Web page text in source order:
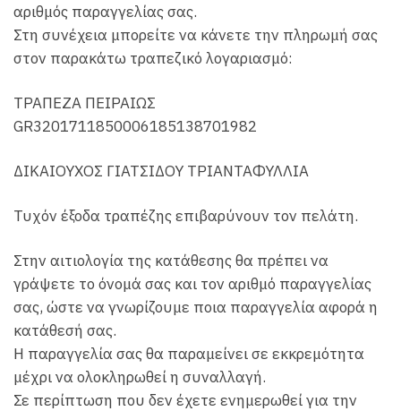
αριθμός παραγγελίας σας.
Στη συνέχεια μπορείτε να κάνετε την πληρωμή σας
στον παρακάτω τραπεζικό λογαριασμό:
ΤΡΑΠΕΖΑ ΠΕΙΡΑΙΩΣ
GR3201711850006185138701982
ΔΙΚΑΙΟΥΧΟΣ ΓΙΑΤΣΙΔΟΥ ΤΡΙΑΝΤΑΦΥΛΛΙΑ
Τυχόν έξοδα τραπέζης επιβαρύνουν τον πελάτη.
Στην αιτιολογία της κατάθεσης θα πρέπει να
γράψετε το όνομά σας και τον αριθμό παραγγελίας
σας, ώστε να γνωρίζουμε ποια παραγγελία αφορά η
κατάθεσή σας.
Η παραγγελία σας θα παραμείνει σε εκκρεμότητα
μέχρι να ολοκληρωθεί η συναλλαγή.
Σε περίπτωση που δεν έχετε ενημερωθεί για την